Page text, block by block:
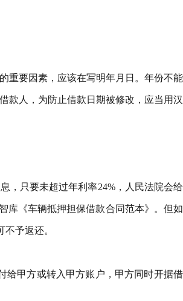
重要因素，应该在写明年月日。年份不
款人，为防止借款日期被修改，应当用
，只要未超过年利率24%，人民法院会
库《车辆抵押担保借款合同范本》。但
予返还。
给甲方或转入甲方账户，甲方同时开据